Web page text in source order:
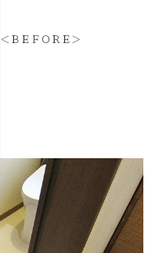
＜ＢＥＦＯＲＥ＞